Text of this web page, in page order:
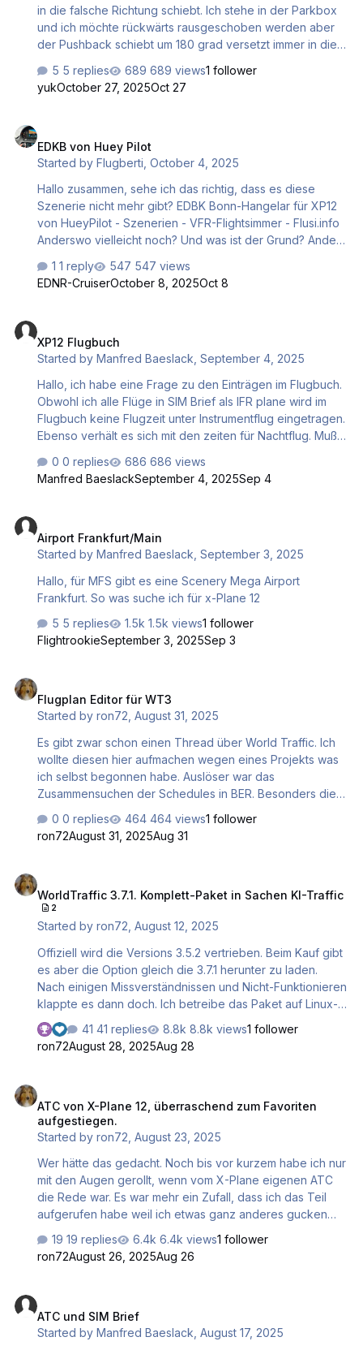
in die falsche Richtung schiebt. Ich stehe in der Parkbox
und ich möchte rückwärts rausgeschoben werden aber
der Pushback schiebt um 180 grad versetzt immer in die
Danke im vorraus für die Hilfe. Gruß Dieter
5 replies 689 views1 follower
yukOctober 27, 2025Oct 27
EDKB von Huey Pilot
Started byFlugberti ,October 4, 2025
Hallo zusammen, sehe ich das richtig, dass es diese
Szenerie nicht mehr gibt? EDBK Bonn-Hangelar für XP12
von HueyPilot - Szenerien - VFR-Flightsimmer - Flusi.info
Anderswo vielleicht noch? Und was ist der Grund? Andere
Grüße, Flugberti
1 reply
547 views
EDNR-CruiserOctober 8, 2025Oct 8
XP12 Flugbuch
Started byManfred Baeslack ,September 4, 2025
Hallo, ich habe eine Frage zu den Einträgen im Flugbuch.
Obwohl ich alle Flüge in SIM Brief als IFR plane wird im
Flugbuch keine Flugzeit unter Instrumentflug eingetragen.
Ebenso verhält es sich mit den zeiten für Nachtflug. Muß
0 replies
686 views
Manfred BaeslackSeptember 4, 2025Sep 4
Airport Frankfurt/Main
Started byManfred Baeslack ,September 3, 2025
Hallo, für MFS gibt es eine Scenery Mega Airport
Frankfurt. So was suche ich für x-Plane 12
5 replies
1.5k views1 follower
FlightrookieSeptember 3, 2025Sep 3
Flugplan Editor für WT3
Started byron72,August 31, 2025
Es gibt zwar schon einen Thread über World Traffic. Ich
wollte diesen hier aufmachen wegen eines Projekts was
ich selbst begonnen habe. Auslöser war das
Zusammensuchen der Schedules in BER. Besonders die
Mit Dreamliner. Da BER nicht so wuchtig ist wie FRA,
dachte ich mir etwas Aktuallität könne nicht schaden.
Bekanntermaßen liegen die ganzen Schedule-Files der
einzelnen Airlines im Verzeichnis AFRE_Real_Traffic. Da
setzte ich nun an. Wenn man so ein File öffnet steht da im
Header: ==…
0 replies 464 views1 follower
ron72August 31, 2025Aug 31
WorldTraffic 3.7.1. Komplett-Paket in Sachen KI-Traffic
2
Started byron72,August 12, 2025
Offiziell wird die Versions 3.5.2 vertrieben. Beim Kauf gibt
es aber die Option gleich die 3.7.1 herunter zu laden.
Nach einigen Missverständnissen und Nicht-Funktionieren
klappte es dann doch. Ich betreibe das Paket auf Linux-
Ubuntu. Schon 2020 hatte ich WT gekauft, weil mir Traffic
Global wegen einiger Schwächen nicht gefiel.
Aber..damals war ich eher enttäuscht. Da ich
Erwartungen mäßig. Ich wurde sehr angenehm überrascht.
Das begann zunächst mit einem Eklat: Die Out-of-the-Box
Installation lief zwar stabil. Auch die Flieger machten einen
gu…
41 replies 8.8k views1 follower
ron72August 28, 2025Aug 28
ATC von X-Plane 12, überraschend zum Favoriten
aufgestiegen.
Started byron72 ,August 23, 2025
Wer hätte das gedacht. Noch bis vor kurzem habe ich nur
mit den Augen gerollt, wenn vom X-Plane eigenen ATC
die Rede war. Es war mehr ein Zufall, dass ich das Teil
aufgerufen habe weil ich etwas ganz anderes gucken
durchzuführen. Eigentlich war ich bis gestern ATC-
"Abstinenzler", aus vielen Gründen. Nach etwas
immer besser, was da mittlerweile draus geworden war.
Zwar gibt es einiges noch zu verbessern, aber damit was
19 replies 6.4k views1 follower
ron72August 26, 2025Aug 26
ATC und SIM Brief
Started byManfred Baeslack ,August 17, 2025